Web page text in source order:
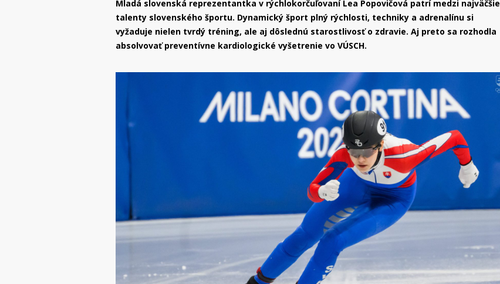
Mladá slovenská reprezentantka v rýchlokorčuľovaní Lea Popovičová patrí medzi najväčšie
talenty slovenského športu. Dynamický šport plný rýchlosti, techniky a adrenalínu si
vyžaduje nielen tvrdý tréning, ale aj dôslednú starostlivosť o zdravie. Aj preto sa rozhodla
absolvovať preventívne kardiologické vyšetrenie vo VÚSCH.